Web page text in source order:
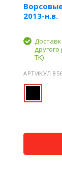
2013-н.в.
ТК)
АРТИКУЛ